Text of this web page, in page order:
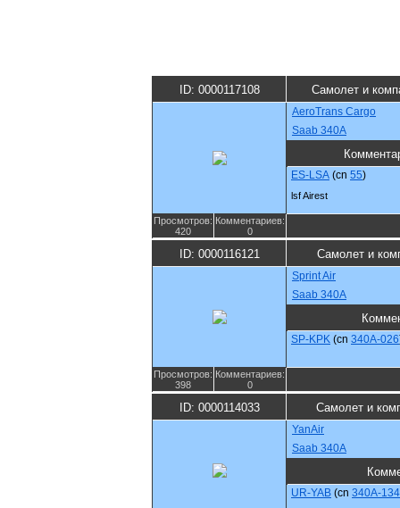
ID: 0000117108 Самолет и
AeroTrans Cargo
Saab 340A
ES-LSA (cn 55)
lsf Airest
Просмотров:
420
Комментариев:
0
ID: 0000116121 Самолет и
Sprint Air
Saab 340A
SP-KPK (cn 340A-026
Просмотров:
398
Комментариев:
0
ID: 0000114033 Самолет и
YanAir
Saab 340A
UR-YAB (cn 340A-134